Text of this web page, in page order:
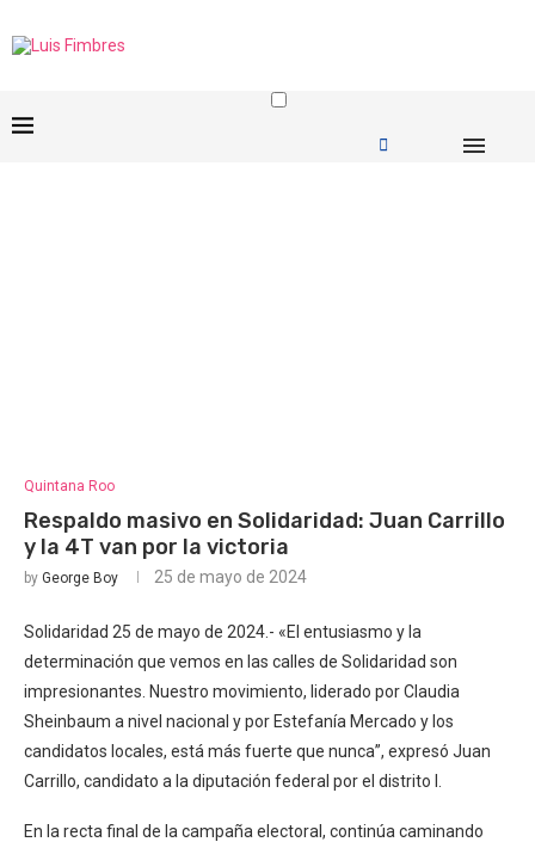
Quintana Roo
Respaldo masivo en Solidaridad: Juan Carrillo
y la 4T van por la victoria
by George Boy 25 de mayo de 2024
Solidaridad 25 de mayo de 2024.- «El entusiasmo y la
determinación que vemos en las calles de Solidaridad son
impresionantes. Nuestro movimiento, liderado por Claudia
Sheinbaum a nivel nacional y por Estefanía Mercado y los
candidatos locales, está más fuerte que nunca”, expresó Juan
Carrillo, candidato a la diputación federal por el distrito I.
En la recta final de la campaña electoral, continúa caminando